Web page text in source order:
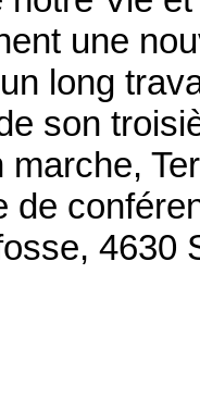
une
long
son
de
4630